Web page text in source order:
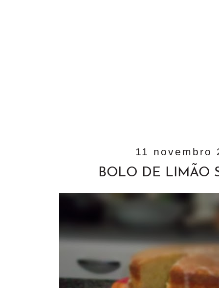
11 novembro
BOLO DE LIMÃO